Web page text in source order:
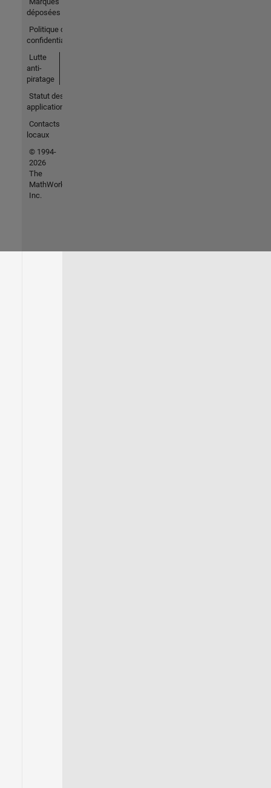
déposées
Politique de
confidentialité
Lutte
anti-
piratage
Statut des
applications
Contacts
locaux
© 1994-
2026
The
MathWorks,
Inc.